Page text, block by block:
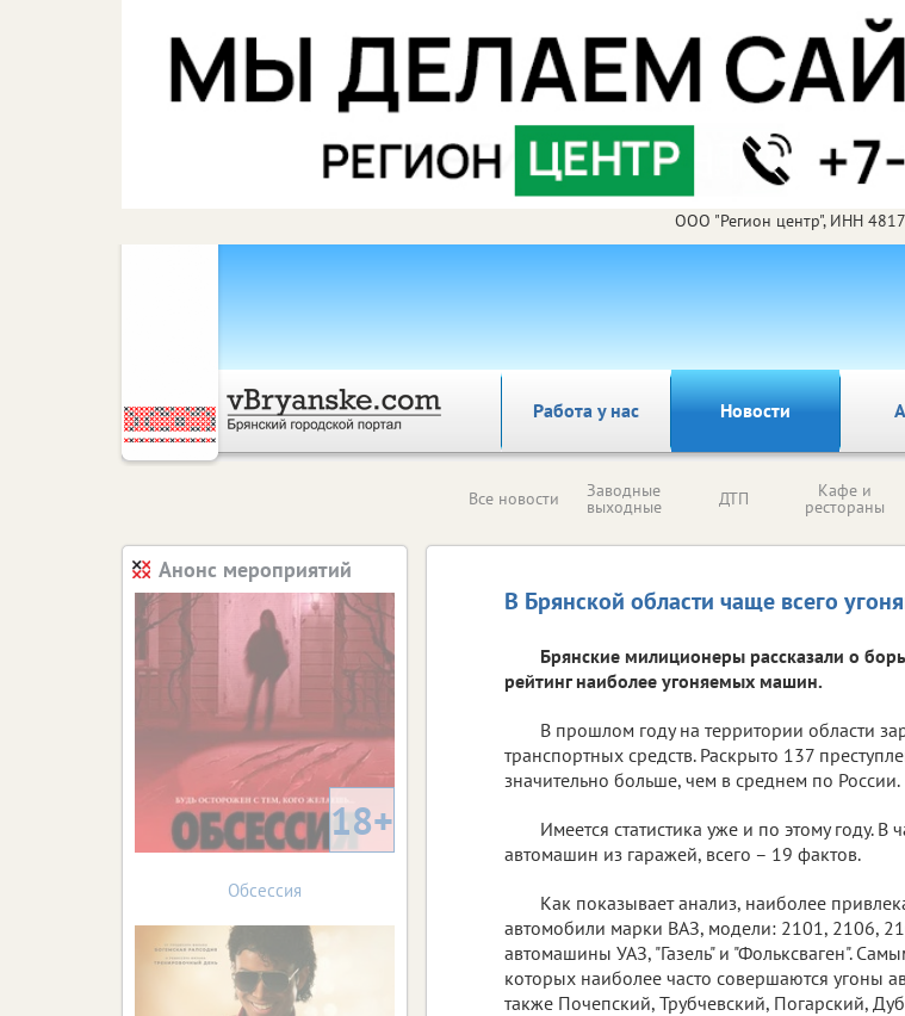
ООО "Регион центр", ИНН
Работа у нас Новости
Все новости Заводные
выходные ДТП Кафе и
рестораны
В Брянской области чаще всего
Брянские милиционеры рассказали о
рейтинг наиболее угоняемых машин.
В прошлом году на территории области
транспортных средств. Раскрыто 137
значительно больше, чем в среднем по России.
Имеется статистика уже и по этому году.
автомашин из гаражей, всего – 19 фактов.
Как показывает анализ, наиболее
автомобили марки ВАЗ, модели: 2101, 2106,
автомашины УАЗ, "Газель" и "Фольксваген".
которых наиболее часто совершаются угоны
также Почепский, Трубчевский, Погарский,
Анонс мероприятий
18+
Обсессия